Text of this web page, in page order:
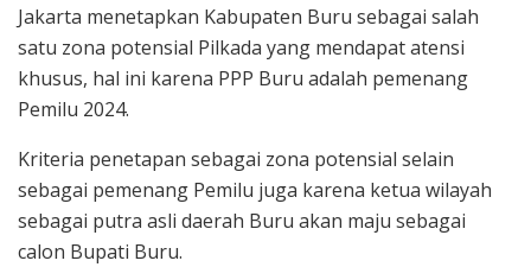
Jakarta menetapkan Kabupaten Buru sebagai salah
satu zona potensial Pilkada yang mendapat atensi
khusus, hal ini karena PPP Buru adalah pemenang
Pemilu 2024.
Kriteria penetapan sebagai zona potensial selain
sebagai pemenang Pemilu juga karena ketua wilayah
sebagai putra asli daerah Buru akan maju sebagai
calon Bupati Buru.